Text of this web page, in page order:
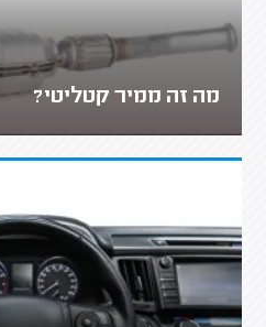
מה זה ממיר קטליטי?